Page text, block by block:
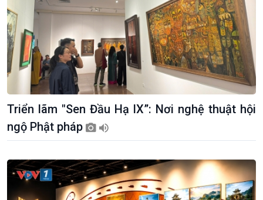
Triển lãm "Sen Đầu Hạ IX”: Nơi nghệ thuật hội
ngộ Phật pháp